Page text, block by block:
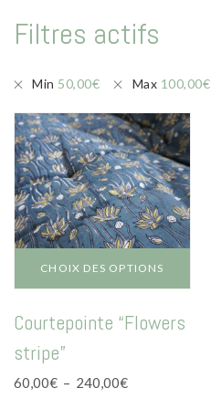
Echarpes / Pareos
Kimonos
Sacs en Kantha
Pochettes ordinateur
Trousses de toilette
Patères en métal
Carnet
Thème
Filtres actifs
Min 50,00€ Max 100,00€
CHOIX DES OPTIONS
produit
variations.
Courtepointe “Flowers
stripe”
60,00€ – 240,00€Plage